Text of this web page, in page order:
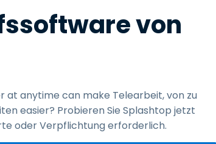
von
anytime can make Telearbeit, von zu
easier? Probieren Sie Splashtop jetzt
oder Verpflichtung erforderlich.